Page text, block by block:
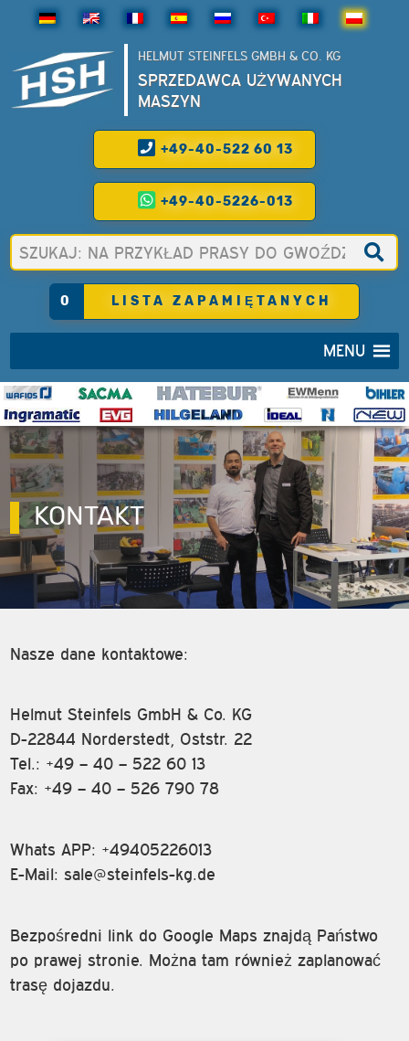
HELMUT STEINFELS GMBH & CO. KG
SPRZEDAWCA UŻYWANYCH
MASZYN
+49-40-522 60 13
+49-40-5226-013
0 LISTA ZAPAMIĘTANYCH
MENU
KONTAKT
Nasze dane kontaktowe:
Helmut Steinfels GmbH & Co. KG
D-22844 Norderstedt, Oststr. 22
Tel.: +49 – 40 – 522 60 13
Fax: +49 – 40 – 526 790 78
Whats APP: +49405226013
E-Mail:sale@steinfels-kg.de
Bezpośredni link do Google Maps znajdą Państwo
po prawej stronie. Można tam również zaplanować
trasę dojazdu.